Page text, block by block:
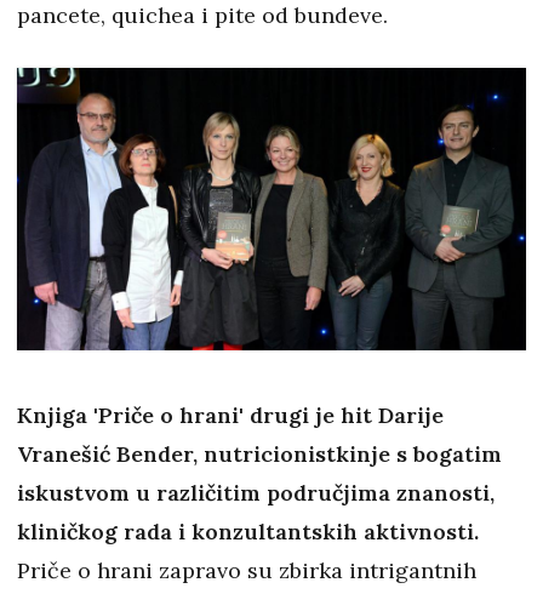
pancete, quichea i pite od bundeve.
Knjiga 'Priče o hrani' drugi je hit Darije
Vranešić Bender, nutricionistkinje s bogatim
iskustvom u različitim područjima znanosti,
kliničkog rada i konzultantskih aktivnosti.
Priče o hrani zapravo su zbirka intrigantnih